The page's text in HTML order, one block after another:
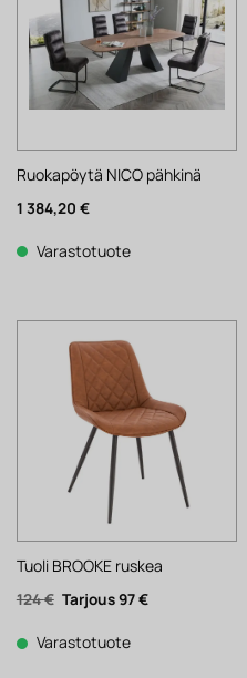
Ruokapöytä NICO pähkinä
1 384,20 €
Varastotuote
Tuoli BROOKE ruskea
124€ Alkuperäinen
hinta
124 €.
97€Nykyinen
Varastotuote